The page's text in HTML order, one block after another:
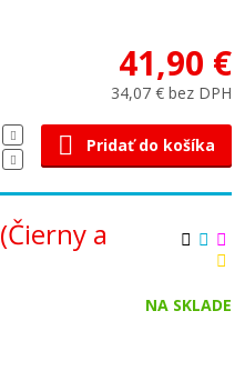
41,90 €
34,07 € bez DPH
Pridať do košíka
(Čierny a
NA SKLADE